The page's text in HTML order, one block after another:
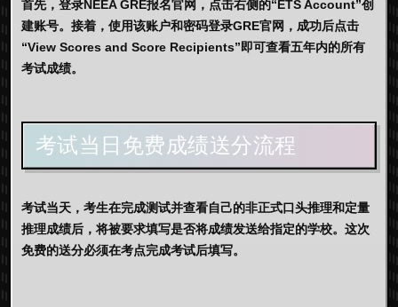
首先，登录NEEA GRE报名官网，点击右侧的“ETS Account”创
建账号。接着，使用该账户和密码登录GRE官网，成功后点击
“View Scores and Score Recipients”即可查看五年内的所有
考试成绩。
考试当日免费成绩送分流程
考试当天，考生在完成测试并查看自己的非正式口头推理和定量
推理成绩后，将被要求填写是否将成绩发送给指定的学校。 这次
免费的送分必须在考点完成考试后填写。